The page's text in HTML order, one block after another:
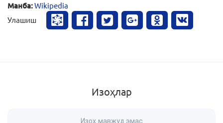
Манба:Wikipedia
Улашиш
Изоҳлар
Изоҳ мавжуд эмас